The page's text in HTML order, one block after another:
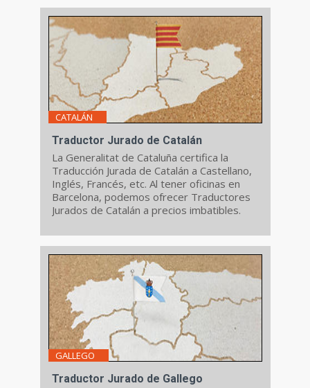
CATALÁN
Traductor Jurado de Catalán
La Generalitat de Cataluña certifica la
Traducción Jurada de Catalán a Castellano,
Inglés, Francés, etc. Al tener oficinas en
Barcelona, podemos ofrecer Traductores
Jurados de Catalán a precios imbatibles.
GALLEGO
Traductor Jurado de Gallego